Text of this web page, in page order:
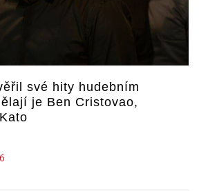
své hity hudebním
je Ben Cristovao,